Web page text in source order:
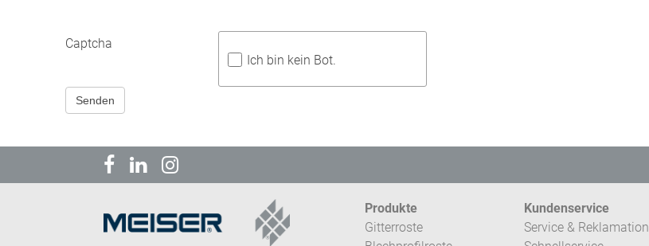
Captcha
Ich bin kein Bot.
Senden
Produkte
Gitterroste
Kundenservice
Service & Reklamation